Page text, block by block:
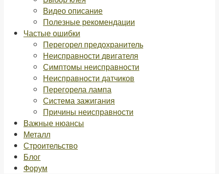
Видео описание
Полезные рекомендации
Частые ошибки
Перегорел предохранитель
Неисправности двигателя
Симптомы неисправности
Неисправности датчиков
Перегорела лампа
Система зажигания
Причины неисправности
Важные нюансы
Металл
Строительство
Блог
Форум